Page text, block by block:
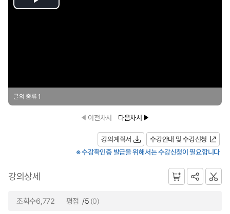
Play
글의 종류 1
이전차시 다음차시
강의계획서
수강안내 및 수강신청
※ 수강확인증 발급을 위해서는 수강신청이 필요합니다
강의상세
조회수6,772 평점 /5 (0)